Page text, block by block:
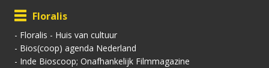
Floralis
- Floralis - Huis van cultuur
- Bios(coop) agenda Nederland
- Inde Bioscoop; Onafhankelijk Filmmagazine